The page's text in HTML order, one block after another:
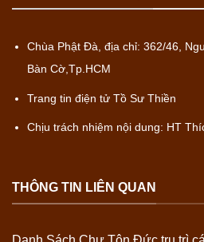
Chùa Phật Đà, địa chỉ: 362/46,
Bàn Cờ,Tp.HCM
Trang tin điện tử Tồ Sư Thiền
Chịu trách nhiệm nội dung: HT
THÔNG TIN LIÊN QUAN